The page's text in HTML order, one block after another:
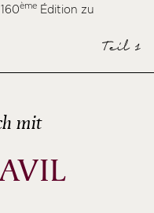
ème Édition zu
Teil 1
mit